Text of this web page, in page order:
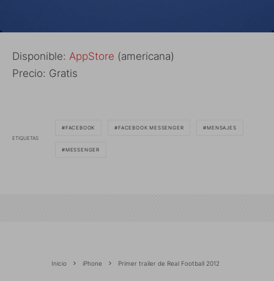
Disponible: AppStore (americana)
Precio: Gratis
ETIQUETAS
FACEBOOK FACEBOOK MESSENGER MENSAJES
MESSENGER
Inicio iPhone Primer trailer de Real Football 2012